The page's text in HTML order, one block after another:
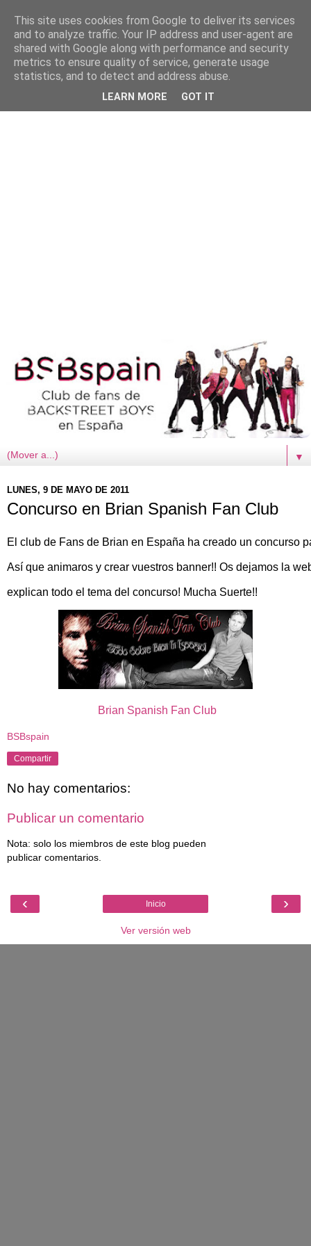
▼
LUNES, 9 DE MAYO DE 2011
Concurso en Brian Spanish Fan Club
El club de Fans de Brian en España ha creado un concurso
Así que animaros y crear vuestros banner!! Os dejamos la
explican todo el tema del concurso! Mucha Suerte!!
Brian Spanish Fan Club
BSBspain
Compartir
No hay comentarios:
Publicar un comentario
Nota: solo los miembros de este blog pueden
publicar comentarios.
‹ ›
Inicio
Ver versión web
This site uses cookies from Google to deliver its services
and to analyze traffic. Your IP address and user-agent are
shared with Google along with performance and security
metrics to ensure quality of service, generate usage
statistics, and to detect and address abuse.
LEARN MORE GOT IT